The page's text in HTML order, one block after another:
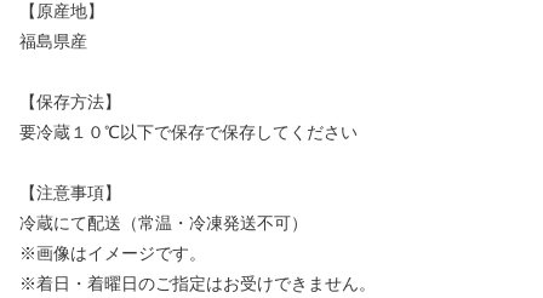
【原産地】
福島県産
【保存方法】
要冷蔵１０℃以下で保存で保存してください
【注意事項】
冷蔵にて配送（常温・冷凍発送不可）
※画像はイメージです。
※着日・着曜日のご指定はお受けできません。